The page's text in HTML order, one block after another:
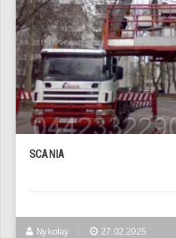
SCANIA
Аренда автовышки 18м, 22м, 26м,
Nykolay 27.02.2025